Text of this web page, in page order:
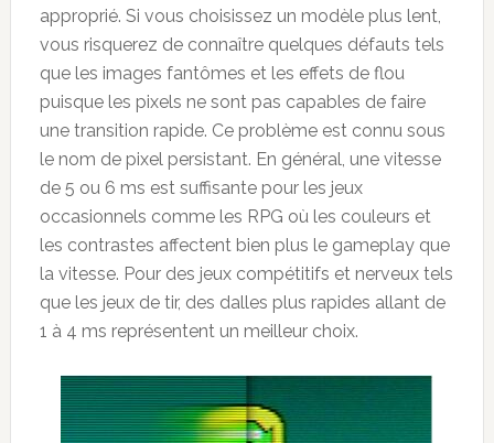
approprié. Si vous choisissez un modèle plus lent,
vous risquerez de connaître quelques défauts tels
que les images fantômes et les effets de flou
puisque les pixels ne sont pas capables de faire
une transition rapide. Ce problème est connu sous
le nom de pixel persistant. En général, une vitesse
de 5 ou 6 ms est suffisante pour les jeux
occasionnels comme les RPG où les couleurs et
les contrastes affectent bien plus le gameplay que
la vitesse. Pour des jeux compétitifs et nerveux tels
que les jeux de tir, des dalles plus rapides allant de
1 à 4 ms représentent un meilleur choix.